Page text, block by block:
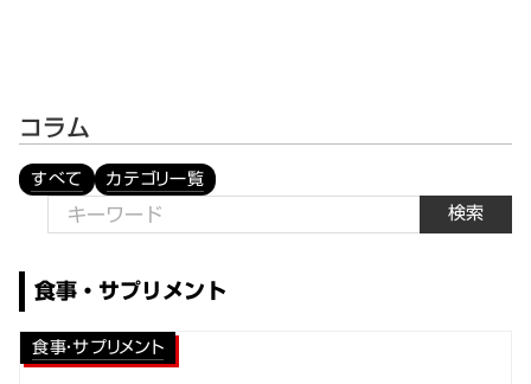
コラム
すべて カテゴリ一覧
検索
食事・サプリメント
食事・サプリメント